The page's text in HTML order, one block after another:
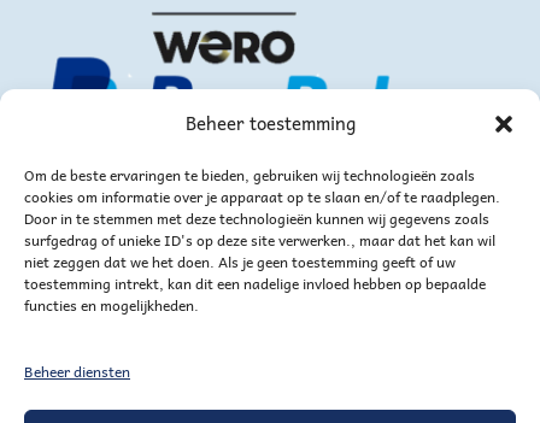
Beheer toestemming
Om de beste ervaringen te bieden, gebruiken wij technologieën zoals
cookies om informatie over je apparaat op te slaan en/of te raadplegen.
Door in te stemmen met deze technologieën kunnen wij gegevens zoals
surfgedrag of unieke ID's op deze site verwerken., maar dat het kan wil
niet zeggen dat we het doen. Als je geen toestemming geeft of uw
toestemming intrekt, kan dit een nadelige invloed hebben op bepaalde
functies en mogelijkheden.
Beheer diensten
of via bankoverschrijving